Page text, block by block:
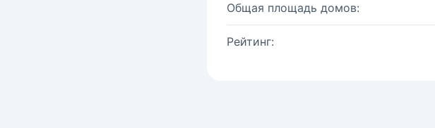
Общая площадь домов:
Рейтинг: